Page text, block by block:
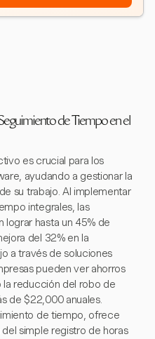
de Tiempo en el
es crucial para los
ayudando a gestionar la
su trabajo. Al implementar
integrales, las
hasta un 45% de
del 32% en la
a través de soluciones
pueden ver ahorros
reducción del robo de
de $22,000 anuales.
de tiempo, ofrece
simple registro de horas